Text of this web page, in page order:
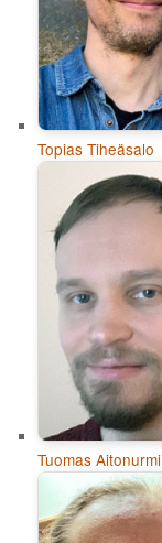
Topias Tiheäsalo
Tuomas Aitonurmi